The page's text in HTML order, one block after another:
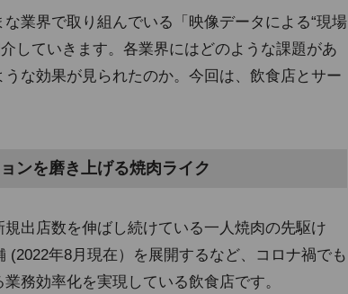
業界で取り組んでいる「映像データによる“現場
していきます。各業界にはどのような課題があ
な効果が見られたのか。今回は、飲食店とサー
ンを磨き上げる焼肉ライク
出店数を伸ばし続けている一人焼肉の先駆け
(2022年8月現在）を展開するなど、コロナ禍でも
務効率化を実現している飲食店です。